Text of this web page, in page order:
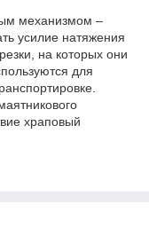
механизмом –
усилие натяжения
на которых они
для
храповый